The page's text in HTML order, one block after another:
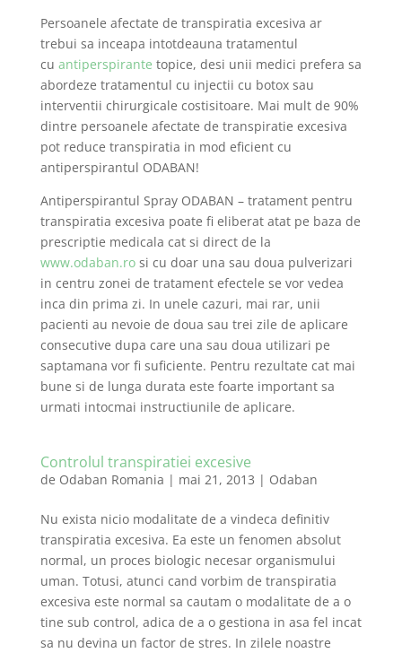
Persoanele afectate de transpiratia excesiva ar
trebui sa inceapa intotdeauna tratamentul
cu antiperspirante topice, desi unii medici prefera sa
abordeze tratamentul cu injectii cu botox sau
interventii chirurgicale costisitoare. Mai mult de 90%
dintre persoanele afectate de transpiratie excesiva
pot reduce transpiratia in mod eficient cu
antiperspirantul ODABAN!
Antiperspirantul Spray ODABAN – tratament pentru
transpiratia excesiva poate fi eliberat atat pe baza de
prescriptie medicala cat si direct de la
www.odaban.rosi cu doar una sau doua pulverizari
in centru zonei de tratament efectele se vor vedea
inca din prima zi. In unele cazuri, mai rar, unii
pacienti au nevoie de doua sau trei zile de aplicare
consecutive dupa care una sau doua utilizari pe
saptamana vor fi suficiente. Pentru rezultate cat mai
bune si de lunga durata este foarte important sa
urmati intocmai instructiunile de aplicare.
Controlul transpiratiei excesive
de Odaban Romania | mai 21, 2013 | Odaban
Nu exista nicio modalitate de a vindeca definitiv
transpiratia excesiva. Ea este un fenomen absolut
normal, un proces biologic necesar organismului
uman. Totusi, atunci cand vorbim de transpiratia
excesiva este normal sa cautam o modalitate de a o
tine sub control, adica de a o gestiona in asa fel incat
sa nu devina un factor de stres. In zilele noastre